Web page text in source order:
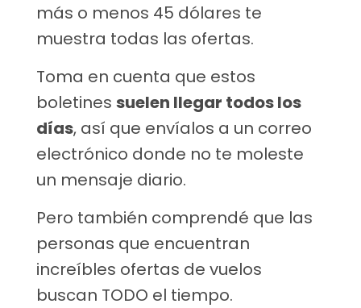
más o menos 45 dólares te
muestra todas las ofertas.
Toma en cuenta que estos
boletines suelen llegar todos los
días, así que envíalos a un correo
electrónico donde no te moleste
un mensaje diario.
Pero también comprendé que las
personas que encuentran
increíbles ofertas de vuelos
buscan TODO el tiempo.